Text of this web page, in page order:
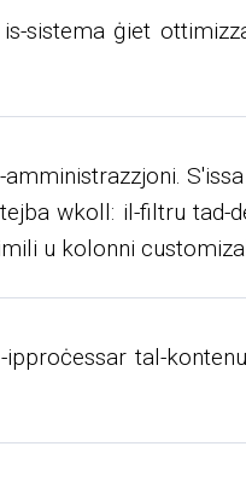
sistema ġiet
wkoll: il-filtru tad-
u kolonni
tal-